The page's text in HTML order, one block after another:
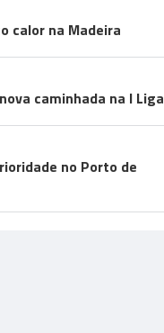
calor na Madeira
caminhada na I Liga
no Porto de